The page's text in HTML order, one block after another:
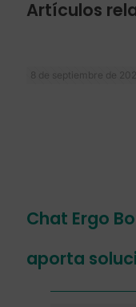
Artículos
8 de septiembre de
Chat Ergo
aporta